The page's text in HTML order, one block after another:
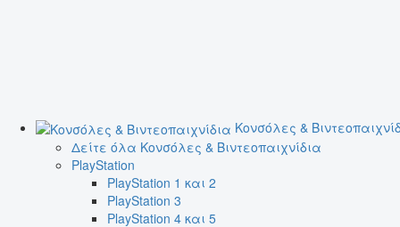
Κονσόλες &
Δείτε όλα Κονσόλες & Βιντεοπαιχνίδια
PlayStation
PlayStation 1 και 2
PlayStation 3
PlayStation 4 και 5